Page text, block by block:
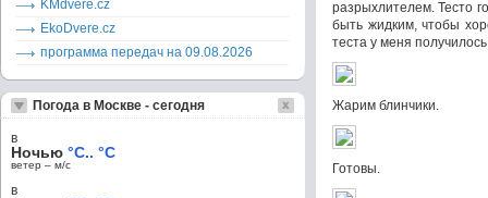
разрыхлителем. Тесто
быть жидким, чтобы
теста у меня
Жарим блинчики.
Готовы.
KMdvere.cz
EkoDvere.cz
программа передач на 09.08.2026
Погода в Москве - сегодня
в
Ночью °C.. °C
ветер – м/c
в